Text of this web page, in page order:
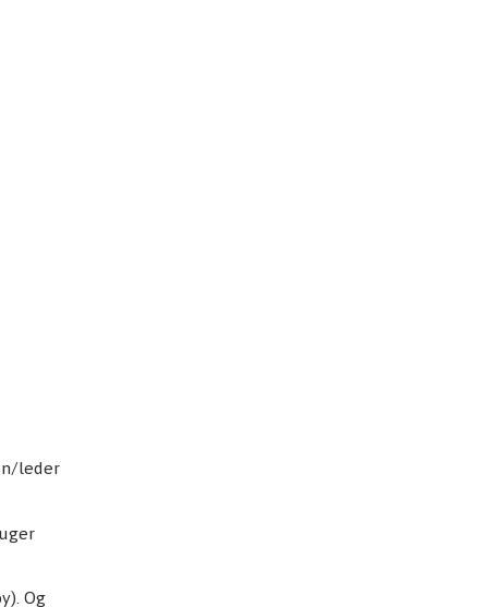
leder
Og